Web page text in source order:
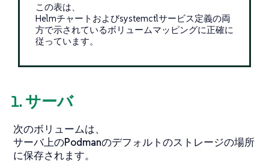
この表は、
Helmチャートおよびsystemctlサービス定義の両
方で示されているボリュームマッピングに正確に
従っています。
1. サーバ
次のボリュームは、
サーバ上のPodmanのデフォルトのストレージの場所
に保存されます。